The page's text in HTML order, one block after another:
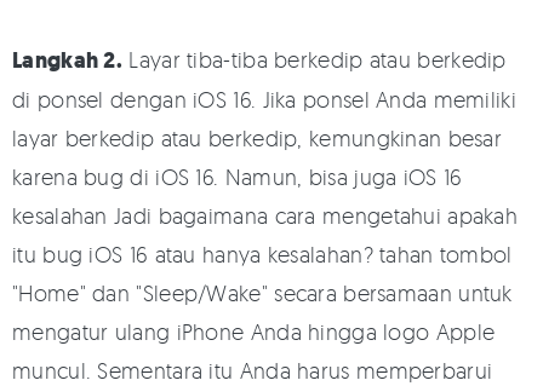
Langkah 2. Layar tiba-tiba berkedip atau berkedip
di ponsel dengan iOS 16. Jika ponsel Anda memiliki
layar berkedip atau berkedip, kemungkinan besar
karena bug di iOS 16. Namun, bisa juga iOS 16
kesalahan Jadi bagaimana cara mengetahui apakah
itu bug iOS 16 atau hanya kesalahan? tahan tombol
"Home" dan "Sleep/Wake" secara bersamaan untuk
mengatur ulang iPhone Anda hingga logo Apple
muncul. Sementara itu Anda harus memperbarui